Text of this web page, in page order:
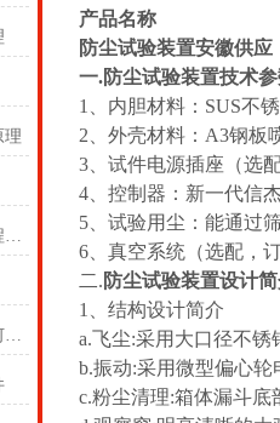
理
高低温交变湿热试验箱在试验过程中应注意的事项
臭氧老化试验箱的臭氧探头该如何选择
产品名称
防尘试验装置安徽供应
一.防尘试验装置技术
1、内胆材料：SUS不
2、外壳材料：
3、试件电源插座（选
4、控制器：新一代信
5、试验用尘：能通过
6、真空系统（选配，
二. 防尘试验装置设计
1、结构设计简介
a.飞尘:采用大口径不
b.振动:采用微型偏心
c.粉尘清理:箱体漏斗